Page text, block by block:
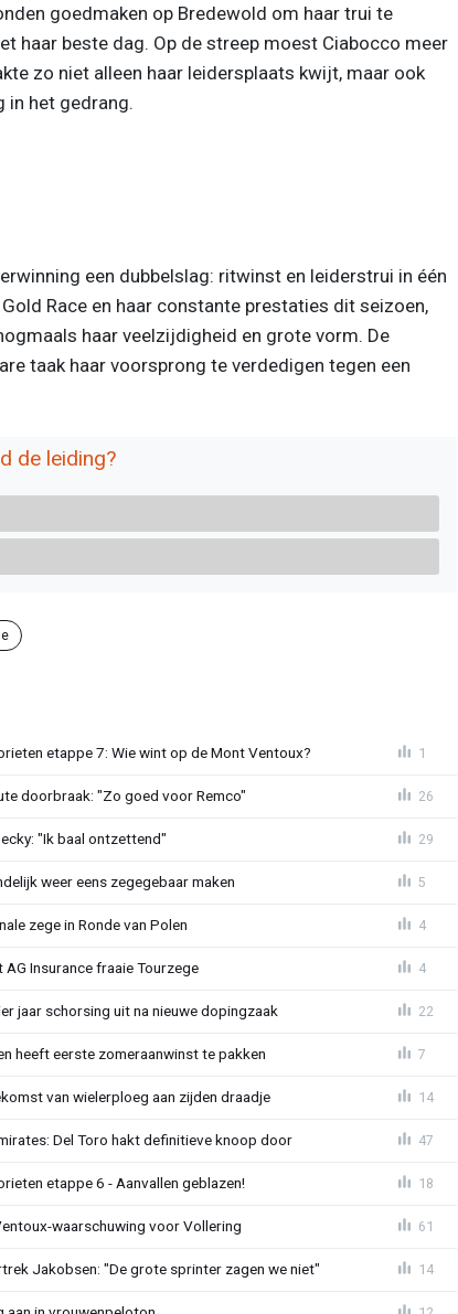
goedmaken op Bredewold om haar trui te
haar beste dag. Op de streep moest Ciabocco meer
zo niet alleen haar leidersplaats kwijt, maar ook
in het gedrang.
een dubbelslag: ritwinst en leiderstrui in één
Race en haar constante prestaties dit seizoen,
haar veelzijdigheid en grote vorm. De
taak haar voorsprong te verdedigen tegen een
de leiding?
etappe 7: Wie wint op de Mont Ventoux? 1
doorbraak: "Zo goed voor Remco" 26
"Ik baal ontzettend" 29
weer eens zegegebaar maken 5
zege in Ronde van Polen 4
Insurance fraaie Tourzege 4
jaar schorsing uit na nieuwe dopingzaak 22
heeft eerste zomeraanwinst te pakken 7
van wielerploeg aan zijden draadje 14
Del Toro hakt definitieve knoop door 47
etappe 6 - Aanvallen geblazen! 18
waarschuwing voor Vollering 61
Jakobsen: "De grote sprinter zagen we niet" 14